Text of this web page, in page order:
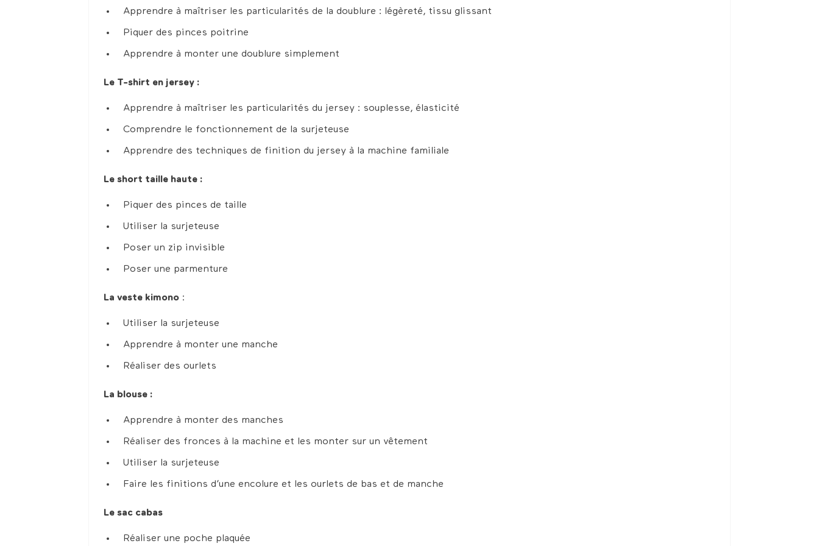
Apprendre à maîtriser les particularités de la doublure : légèreté, tissu glissant
Piquer des pinces poitrine
Apprendre à monter une doublure simplement
Le T-shirt en jersey :
Apprendre à maîtriser les particularités du jersey : souplesse, élasticité
Comprendre le fonctionnement de la surjeteuse
Apprendre des techniques de finition du jersey à la machine familiale
Le short taille haute :
Piquer des pinces de taille
Utiliser la surjeteuse
Poser un zip invisible
Poser une parmenture
La veste kimono :
Utiliser la surjeteuse
Apprendre à monter une manche
Réaliser des ourlets
La blouse :
Apprendre à monter des manches
Réaliser des fronces à la machine et les monter sur un vêtement
Utiliser la surjeteuse
Faire les finitions d’une encolure et les ourlets de bas et de manche
Le sac cabas
Réaliser une poche plaquée